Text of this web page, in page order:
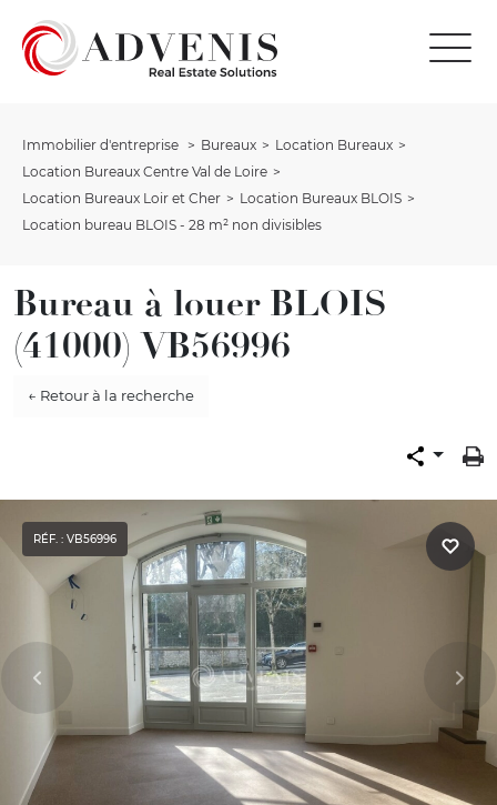
Immobilier d'entreprise Bureaux
Location Bureaux
Location Bureaux Centre Val de Loire
Location Bureaux Loir et Cher
Location Bureaux BLOIS
Location bureau BLOIS - 28 m² non divisibles
Bureau à louer BLOIS
(41000) VB56996
← Retour à la recherche
RÉF. : VB56996